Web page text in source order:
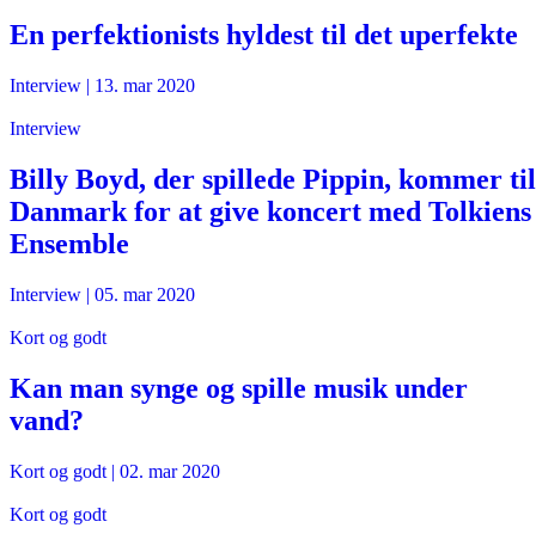
En perfektionists hyldest til det uperfekte
Interview | 13. mar 2020
Interview
Billy Boyd, der spillede Pippin, kommer til
Danmark for at give koncert med Tolkiens
Ensemble
Interview | 05. mar 2020
Kort og godt
Kan man synge og spille musik under
vand?
Kort og godt | 02. mar 2020
Kort og godt